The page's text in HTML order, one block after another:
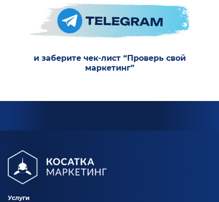
и заберите чек-лист “Проверь свой
маркетинг”
Услуги